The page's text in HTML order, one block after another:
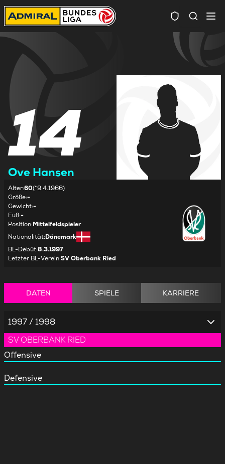
14
Ove Hansen
Alter:60(*9.4.1966)
Größe:-
Gewicht:-
Fuß:-
Position:Mittelfeldspieler
Nationalität:Dänemark
BL-Debüt:8.3.1997
Letzter BL-Verein:SV Oberbank Ried
DATEN SPIELE KARRIERE
1997 / 1998
SV OBERBANK RIED
Offensive
Defensive